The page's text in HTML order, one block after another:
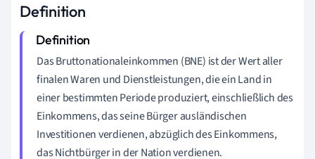
Definition
Das Bruttonationaleinkommen (BNE) ist der Wert aller
finalen Waren und Dienstleistungen, die ein Land in
einer bestimmten Periode produziert, einschließlich des
Einkommens, das seine Bürger ausländischen
Investitionen verdienen, abzüglich des Einkommens,
das Nichtbürger in der Nation verdienen.